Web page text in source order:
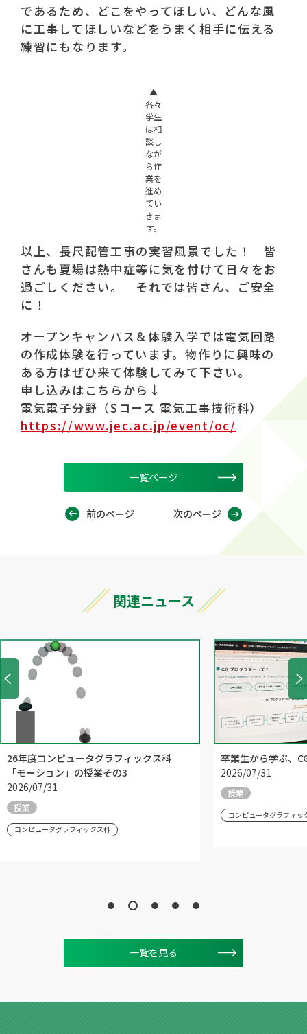
であるため、どこをやってほしい、どんな風
に工事してほしいなどをうまく相手に伝える
練習にもなります。
▲
各々
学生
は相
談し
なが
ら作
業を
進め
てい
きま
す。
以上、長尺配管工事の実習風景でした！ 皆
さんも夏場は熱中症等に気を付けて日々をお
過ごしください。 それでは皆さん、ご安全
に！
オープンキャンパス＆体験入学では電気回路
の作成体験を行っています。物作りに興味の
ある方はぜひ来て体験してみて下さい。
申し込みはこちらから↓
電気電子分野（Sコース 電気工事技術科）
https://www.jec.ac.jp/event/oc/
前のページ
一覧ページ
次のページ
関連ニュース
26年度コンピュータグラフィックス科
「モーション」の授業その3
2026/07/31
授業
コンピュータグラフィックス科
卒業生から学ぶ、
2026/07/31
授業
コンピュータグラフィッ
一覧を見る